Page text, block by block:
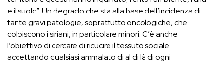
e il suolo”. Un degrado che sta alla base dell’incidenza di
tante gravi patologie, soprattutto oncologiche, che
colpiscono i siriani, in particolare minori. C’è anche
l’obiettivo di cercare di ricucire il tessuto sociale
accettando qualsiasi ammalato di al di là di ogni